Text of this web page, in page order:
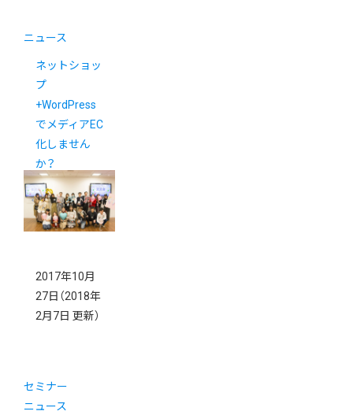
ニュース
ネットショッ
プ
+WordPress
でメディアEC
化しません
か？
WordPress連
携のご案内
2017年10月
27日 （2018年
2月7日 更新）
セミナー
ニュース